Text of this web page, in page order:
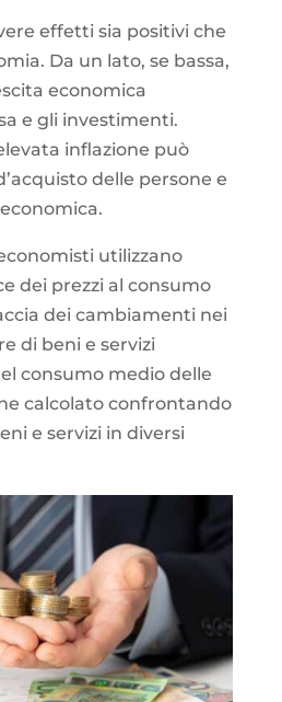
effetti sia positivi che
Da un lato, se bassa,
economica
e gli investimenti.
inflazione può
delle persone e
utilizzano
dei prezzi al consumo
dei cambiamenti nei
di beni e servizi
consumo medio delle
calcolato confrontando
e servizi in diversi